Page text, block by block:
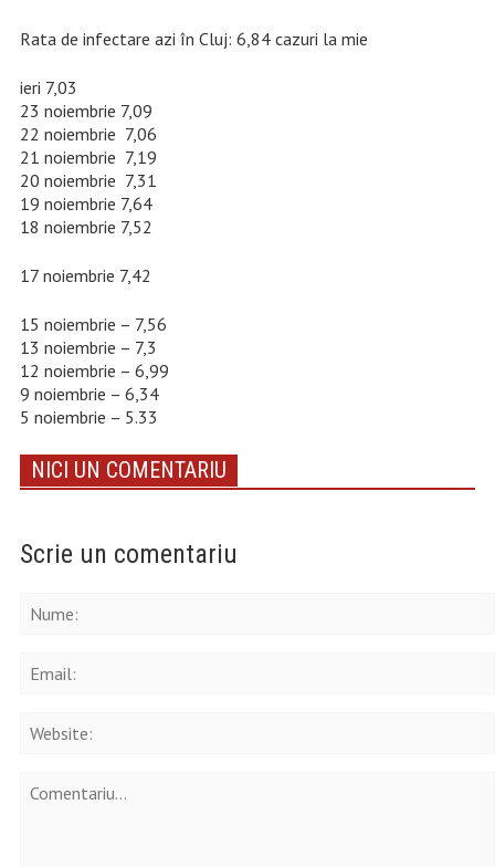
Rata de infectare azi în Cluj: 6,84 cazuri la mie
ieri 7,03
23 noiembrie 7,09
22 noiembrie 7,06
21 noiembrie 7,19
20 noiembrie 7,31
19 noiembrie 7,64
18 noiembrie 7,52
17 noiembrie 7,42
15 noiembrie – 7,56
13 noiembrie – 7,3
12 noiembrie – 6,99
9 noiembrie – 6,34
5 noiembrie – 5.33
NICI UN COMENTARIU
Scrie un comentariu